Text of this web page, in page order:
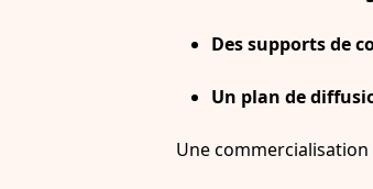
Des supports de
Un plan de
Une